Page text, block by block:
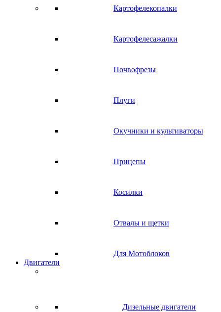
Картофелекопалки
Картофелесажалки
Почвофрезы
Плуги
Окучники и культиваторы
Прицепы
Косилки
Отвалы и щетки
Для Мотоблоков
Двигатели
Дизельные двигатели